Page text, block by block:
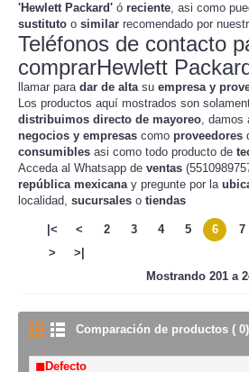
'Hewlett Packard' ó reciente, asi como
sustituto o similar recomendado por
Teléfonos de contacto
comprarHewlett
llamar para dar de altasu empresa y
Los productos aquí mostrados son
distribuimos directo de mayoreo, damos
negocios y empresas como proveedores
consumibles asi como todo producto de
Acceda al Whatsapp de ventas
república mexicanay pregunte por la
localidad, sucursales o tiendas
|< < 2 3 4 5 6 7
>
>|
Mostrando 201 a
Comparación de productos ( 0)